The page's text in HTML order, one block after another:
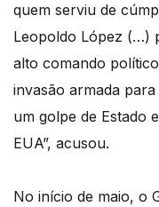
quem serviu de
Leopoldo López (…)
alto comando
invasão armada
um golpe de Estado
EUA”, acusou.
No início de maio, o